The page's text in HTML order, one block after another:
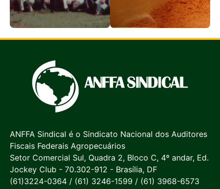
ANFFA Sindical é o Sindicato Nacional dos Auditores
Fiscais Federais Agropecuários
Setor Comercial Sul, Quadra 2, Bloco C, 4º andar, Ed.
Jockey Club - 70.302-912 - Brasília, DF
(61)3224-0364 / (61) 3246-1599 / (61) 3968-6573